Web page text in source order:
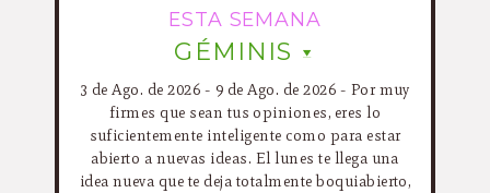
ESTA SEMANA
GÉMINIS
3 de Ago. de 2026 - 9 de Ago. de 2026 - Por muy
firmes que sean tus opiniones, eres lo
suficientemente inteligente como para estar
abierto a nuevas ideas. El lunes te llega una
idea nueva que te deja totalmente boquiabierto,